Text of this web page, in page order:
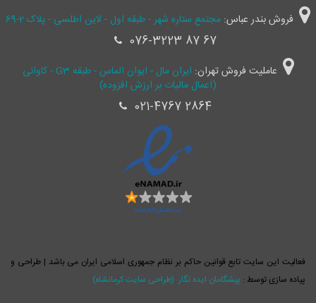
فروش بندر عباس: مجتمع ستاره شهر - طبقه اول - لاین اطلسی - پلاک 2-69
076-3223 87 67
عاملیت فروش تهران:
ایران مال - ایوان الماس - طبقه G3 - کاوانی
(اعمال مالیات بر ارزش افزوده)
021-4767 2864
فعالیت این سایت تابع قوانین حاکم بر نظام جمهوری اسلامی ایران می باشد | طراحی و
پیاده سازی توسط : پیشگامان ایده نگار (طراحی سایت کرمانشاه)